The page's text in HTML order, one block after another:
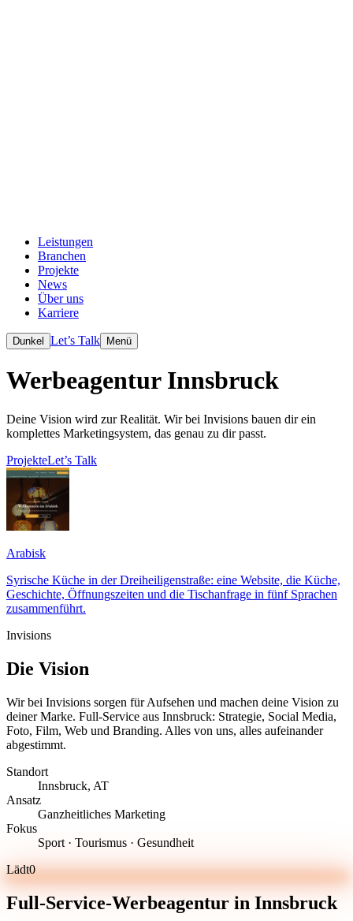
Leistungen
Branchen
Projekte
News
Über uns
Karriere
Dunkel Let’s Talk Menü
Werbeagentur Innsbruck
Deine Vision wird zur Realität. Wir bei Invisions bauen dir ein
komplettes Marketingsystem, das genau zu dir passt.
ProjekteLet’s Talk
Arabisk
Syrische Küche in der Dreiheiligenstraße: eine Website, die Küche,
Geschichte, Öffnungszeiten und die Tischanfrage in fünf Sprachen
zusammenführt.
Invisions
Die Vision
Wir bei Invisions sorgen für Aufsehen und machen deine Vision zu
deiner Marke. Full-Service aus Innsbruck: Strategie, Social Media,
Foto, Film, Web und Branding. Alles von uns, alles aufeinander
abgestimmt.
Standort
Innsbruck, AT
Ansatz
Ganzheitliches Marketing
Fokus
Sport · Tourismus · Gesundheit
Lädt0
Full-Service-Werbeagentur in Innsbruck